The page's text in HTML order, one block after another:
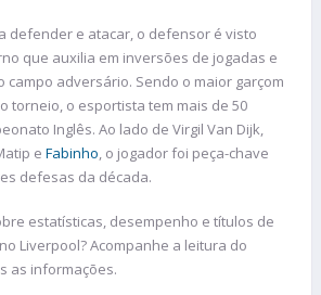
defender e atacar, o defensor é visto
que auxilia em inversões de jogadas e
campo adversário. Sendo o maior garçom
torneio, o esportista tem mais de 50
Inglês. Ao lado de Virgil Van Dijk,
e Fabinho, o jogador foi peça-chave
defesas da década.
estatísticas, desempenho e títulos de
Liverpool? Acompanhe a leitura do
as informações.